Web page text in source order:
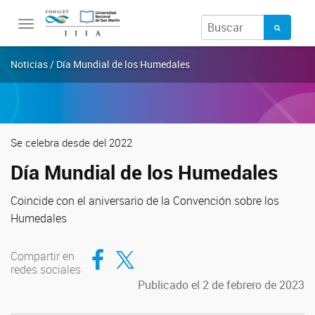
Toggle
navigation
Noticias / Día Mundial de los Humedales
Se celebra desde del 2022
Día Mundial de los Humedales
Coincide con el aniversario de la Convención sobre los
Humedales
Compartir en
redes sociales
Compartir en Facebook
Compartir en Twitter
Publicado el 2 de febrero de 2023